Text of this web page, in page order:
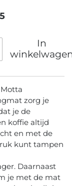
In
zorg je
je de
koffie altijd
en met de
kunt tampen
Daarnaast
je met de mat